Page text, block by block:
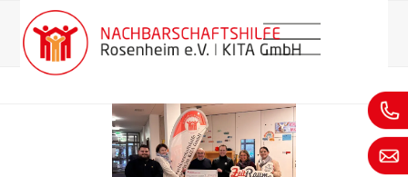
content
springen
News
Startseite»News»News»Szene Rosenheim spendet 1928 Euro
an den Familienstützpunkt „ZeitRaum“